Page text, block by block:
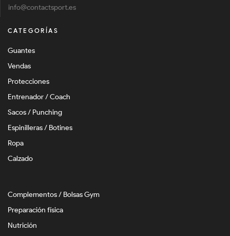
info@contactsport.es
CATEGORÍAS
Guantes
Vendas
Protecciones
Entrenador / Coach
Sacos / Punching
Espinilleras / Botines
Ropa
Calzado
Complementos / Bolsas Gym
Preparación física
Nutrición